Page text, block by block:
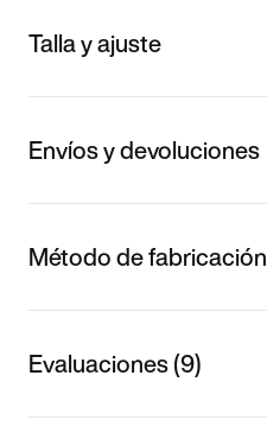
Talla y ajuste
Envíos y devoluciones
Método de fabricación
Evaluaciones (9)